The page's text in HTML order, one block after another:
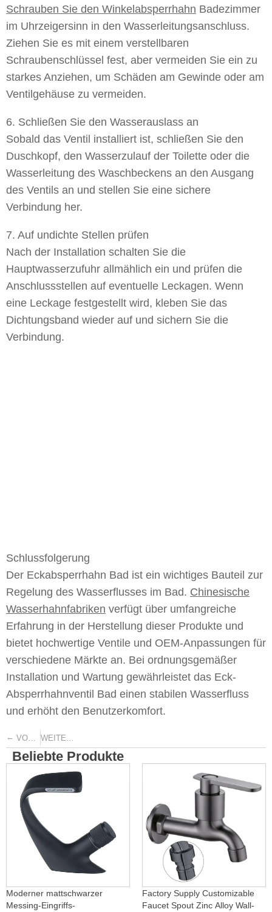
Schrauben Sie den Winkelabsperrhahn Badezimmer
im Uhrzeigersinn in den Wasserleitungsanschluss.
Ziehen Sie es mit einem verstellbaren
Schraubenschlüssel fest, aber vermeiden Sie ein zu
starkes Anziehen, um Schäden am Gewinde oder am
Ventilgehäuse zu vermeiden.
6. Schließen Sie den Wasserauslass an
Sobald das Ventil installiert ist, schließen Sie den
Duschkopf, den Wasserzulauf der Toilette oder die
Wasserleitung des Waschbeckens an den Ausgang
des Ventils an und stellen Sie eine sichere
Verbindung her.
7. Auf undichte Stellen prüfen
Nach der Installation schalten Sie die
Hauptwasserzufuhr allmählich ein und prüfen die
Anschlussstellen auf eventuelle Leckagen. Wenn
eine Leckage festgestellt wird, kleben Sie das
Dichtungsband wieder auf und sichern Sie die
Verbindung.
Schlussfolgerung
Der Eckabsperrhahn Bad ist ein wichtiges Bauteil zur
Regelung des Wasserflusses im Bad. Chinesische
Wasserhahnfabriken verfügt über umfangreiche
Erfahrung in der Herstellung dieser Produkte und
bietet hochwertige Ventile und OEM-Anpassungen für
verschiedene Märkte an. Bei ordnungsgemäßer
Installation und Wartung gewährleistet das Eck-
Absperrhahnventil Bad einen stabilen Wasserfluss
und erhöht den Benutzerkomfort.
← VORHERIGE WEITER
Beliebte Produkte
Moderner mattschwarzer
Messing-Eingriffs-
Factory Supply Customizable
Faucet Spout Zinc Alloy Wall-